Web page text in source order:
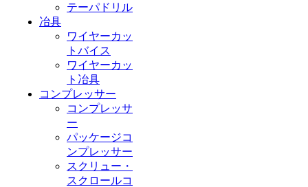
テーパドリル
冶具
ワイヤーカッ
トバイス
ワイヤーカッ
ト冶具
コンプレッサー
コンプレッサ
ー
パッケージコ
ンプレッサー
スクリュー・
スクロールコ